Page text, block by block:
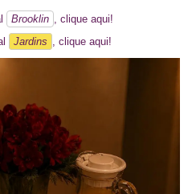
Brooklin
, clique aqui!
Jardins , clique aqui!